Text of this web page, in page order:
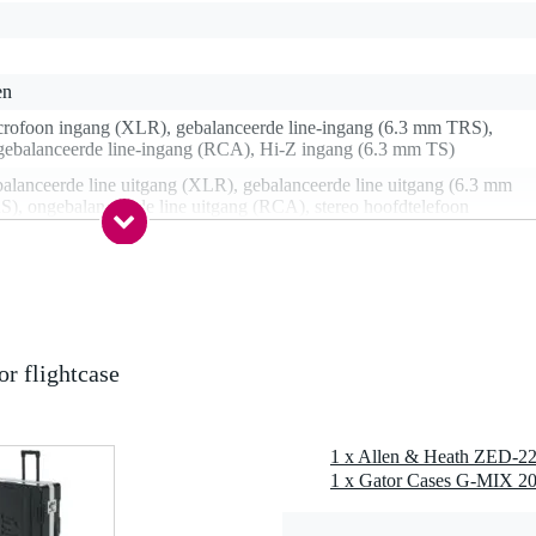
ingang (XLR), gebalanceerde line-ingang (6.3 mm TRS),
line-ingang (RCA), Hi-Z ingang (6.3 mm TS)
line uitgang (XLR), gebalanceerde line uitgang (6.3 mm
ongebalanceerde line uitgang (RCA), stereo hoofdtelefoon
(6.3 of 3.5 mm TRS)
16
ja
flightcase
1 x Allen & Heath ZED-
1 x Gator Cases G-MIX